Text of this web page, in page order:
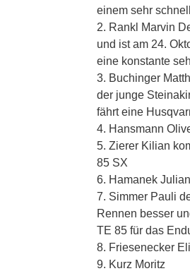
einem sehr
2. Rankl Marvin
und ist am 24.
eine konstante
3. Buchinger
der junge
fährt eine
4. Hansmann
5. Zierer Kilian
85 SX
6. Hamanek
7. Simmer Pauli
Rennen besser
TE 85 für das
8. Friesenecker
9. Kurz Moritz